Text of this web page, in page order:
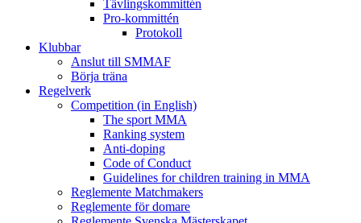
Tävlingskommittén
Pro-kommittén
Protokoll
Klubbar
Anslut till SMMAF
Börja träna
Regelverk
Competition (in English)
The sport MMA
Ranking system
Anti-doping
Code of Conduct
Guidelines for children training in MMA
Reglemente Matchmakers
Reglemente för domare